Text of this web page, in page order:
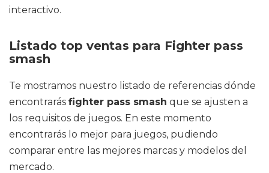
interactivo.
Listado top ventas para Fighter pass
smash
Te mostramos nuestro listado de referencias dónde
encontrarás fighter pass smash que se ajusten a
los requisitos de juegos. En este momento
encontrarás lo mejor para juegos, pudiendo
comparar entre las mejores marcas y modelos del
mercado.